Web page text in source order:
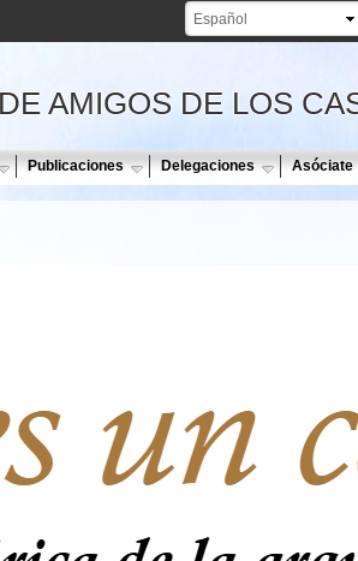
AMIGOS DE LOS
Publicaciones Delegaciones Asóciate